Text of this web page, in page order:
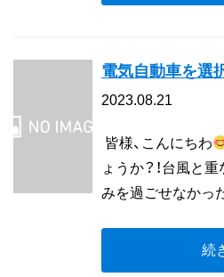
電気自動車を選
2023.08.21
皆様、こんにちわ
ょうか？！台風と
みを過ごせなかっ
続